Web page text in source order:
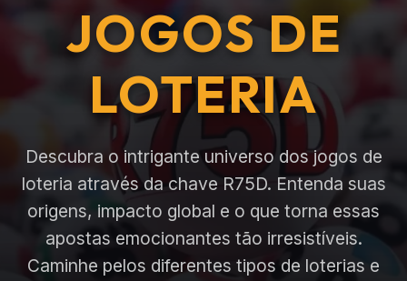
CONTRATO USUÁRIO
ÚLTIMAS NOTÍCIAS
JOGOS DE
LOTERIA
Descubra o intrigante universo dos jogos de
loteria através da chave R75D. Entenda suas
origens, impacto global e o que torna essas
apostas emocionantes tão irresistíveis.
Caminhe pelos diferentes tipos de loterias e